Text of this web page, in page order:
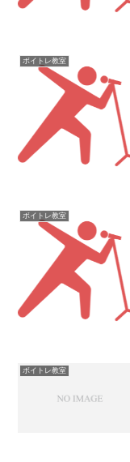
ボイトレ教室
ボイトレ教室
ボイトレ教室